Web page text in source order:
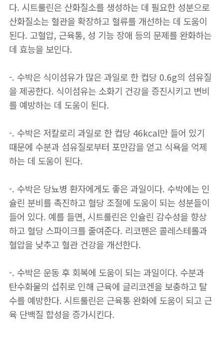
다. 시트룰린은 산화질소를 생성하는 데 필요한 성분으로
산화질소는 혈관을 확장하고 혈류를 개선하는 데 도움이
된다. 고혈압, 근육통, 성 기능 장애 등의 문제를 완화하는
데 효능을 보인다.
-. 수박은 식이섬유가 많은 과일로 한 컵당 0.6g의 섬유질
을 제공한다. 식이섬유는 소화기 건강을 증진시키고 변비
를 예방하는 데 도움이 된다.
-. 수박은 저칼로리 과일로 한 컵당 46kcal만 들어 있기
때문에 수분과 섬유질로부터 포만감을 얻고 식욕을 억제
하는 데 도움이 된다.
-. 수박은 당뇨병 환자에게도 좋은 과일이다. 수박에는 인
슐린 분비를 촉진하고 혈당 조절에 도움이 되는 성분들이
들어 있다. 예를 들면, 시트룰린은 인슐린 감수성을 향상
하고 혈당 스파이크를 줄여준다. 리코펜은 콜레스테롤과
혈압을 낮추고 혈관 건강을 개선한다.
-. 수박은 운동 후 회복에 도움이 되는 과일이다. 수분과
탄수화물의 섭취로 인해 근육에 글리코겐을 보충하고 탈
수를 예방한다. 시트룰린은 근육통 완화에 도움이 되고 근
육 단백질 합성을 증가시킨다.